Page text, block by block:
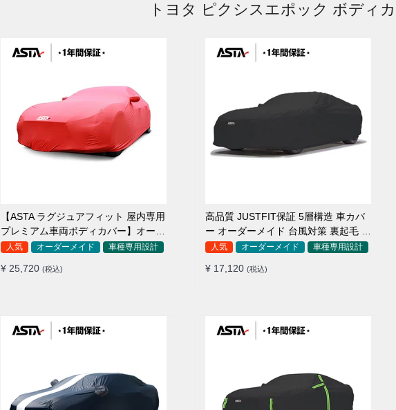
トヨタ ピクシスエポック ボディ
【ASTA ラグジュアフィット 屋内専用
プレミアム車両ボディカバー】オーダ
ーメイド 最高級生地 柔かい 裏起毛車
人気 オーダーメイド 車種専用設計
¥ 25,720 (税込)
高品質 JUSTFIT保証 5層構造 車カバ
ー オーダーメイド 台風対策 裏起毛 防
水 耐久性 傷保護
人気 オーダーメイド 車種専用設計
¥ 17,120 (税込)